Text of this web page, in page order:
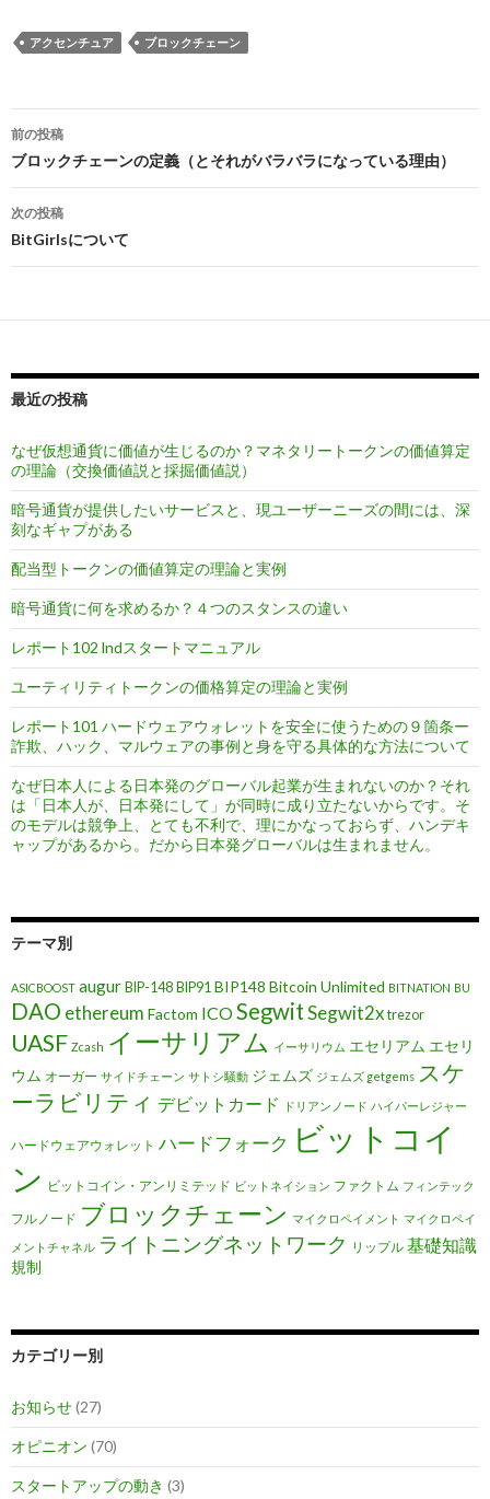
アクセンチュア ブロックチェーン
投
稿
ナ
ゲ
シ
ン
前の投稿
ブロックチェーンの定義（とそれがバラバラになっている理由）
次の投稿
BitGirlsについて
最近の投稿
なぜ仮想通貨に価値が生じるのか？マネタリートークンの価値算定
の理論（交換価値説と採掘価値説）
暗号通貨が提供したいサービスと、現ユーザーニーズの間には、深
刻なギャプがある
配当型トークンの価値算定の理論と実例
暗号通貨に何を求めるか？４つのスタンスの違い
レポート102 lndスタートマニュアル
ユーティリティトークンの価格算定の理論と実例
レポート101 ハードウェアウォレットを安全に使うための９箇条ー
詐欺、ハック、マルウェアの事例と身を守る具体的な方法について
なぜ日本人による日本発のグローバル起業が生まれないのか？それ
は「日本人が、日本発にして」が同時に成り立たないからです。そ
のモデルは競争上、とても不利で、理にかなっておらず、ハンデキ
ャップがあるから。だから日本発グローバルは生まれません。
テーマ別
ASICBOOST augur BIP-148 BIP91 BIP148 Bitcoin Unlimited BITNATION BU
DAO ethereum Factom ICOSegwitSegwit2x trezor
UASF Zcash イーサリアム イーサリウム エセリアム エセリ
ウム オーガー サイドチェーン サトシ騒動 ジェムズ ジェムズ getgems スケ
ーラビリティ デビットカード ドリアンノード ハイパーレジャー
ハードウェアウォレット ハードフォーク ビットコイ
ン ビットコイン・アンリミテッド ビットネイション ファクトム フィンテック
フルノード ブロックチェーン マイクロペイメント マイクロペイ
メントチャネル ライトニングネットワーク リップル 基礎知識
規制
カテゴリー別
お知らせ(27)
オピニオン (70)
スタートアップの動き (3)